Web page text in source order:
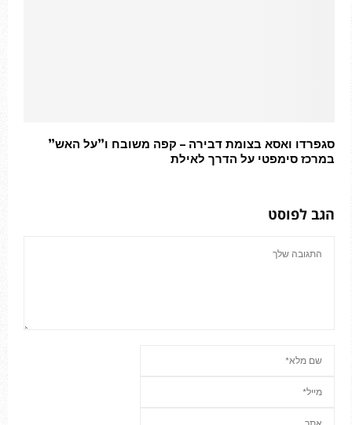
סגפרדו ואסא בצומת דבירה – קפה משובח ו”על האש”
במרכז סימפטי על הדרך לאילת
הגב לפוסט